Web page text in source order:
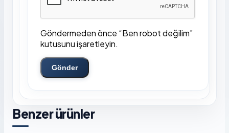
Göndermeden önce “Ben robot değilim”
kutusunu işaretleyin.
Gönder
Benzer ürünler